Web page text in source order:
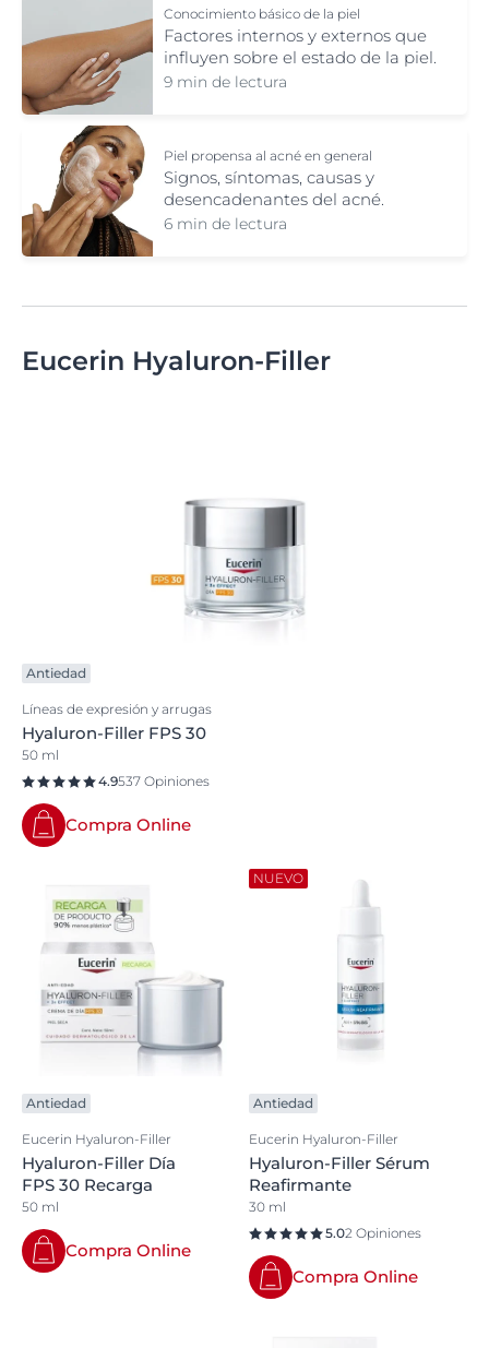
Conocimiento básico de la piel
Factores internos y externos que
influyen sobre el estado de la piel.
9 min de lectura
Piel propensa al acné en general
Signos, síntomas, causas y
desencadenantes del acné.
6 min de lectura
Eucerin Hyaluron-Filler
Antiedad
Líneas de expresión y arrugas
Hyaluron-Filler FPS 30
50 ml
4.9537 Opiniones
Compra Online
Antiedad
Eucerin Hyaluron-Filler
Hyaluron-Filler Día
FPS 30 Recarga
50 ml
Compra Online
NUEVO
Antiedad
Eucerin Hyaluron-Filler
Hyaluron-Filler Sérum
Reafirmante
30 ml
5.02 Opiniones
Compra Online